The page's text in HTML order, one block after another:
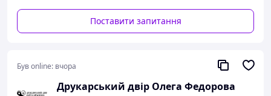
Поставити запитання
Був online: вчора
Друкарський двір Олега Федорова